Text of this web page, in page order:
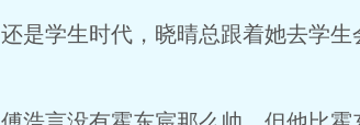
还是学生时代，晓晴总跟着她去学生